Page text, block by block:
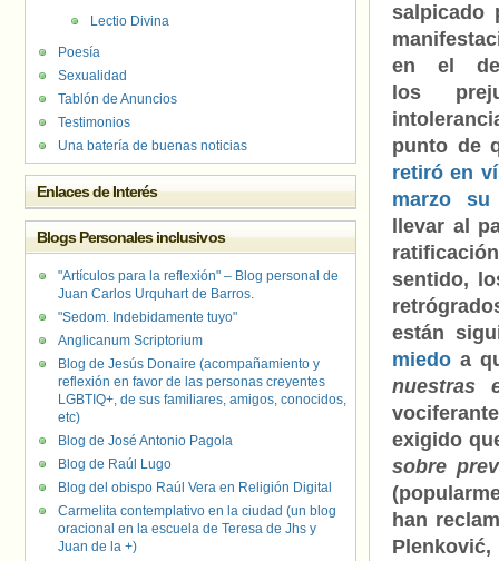
salpicado
en el
los
punto de
retiró en
marzo su
llevar al
sentido,
están
miedo a
nuestras
exigido
sobre
han
Lectio Divina
Poesía
Sexualidad
Tablón de Anuncios
Testimonios
Una batería de buenas noticias
Enlaces de Interés
Blogs Personales inclusivos
"Artículos para la reflexión" – Blog personal de
Juan Carlos Urquhart de Barros.
"Sedom. Indebidamente tuyo"
Anglicanum Scriptorium
Blog de Jesús Donaire (acompañamiento y
reflexión en favor de las personas creyentes
LGBTIQ+, de sus familiares, amigos, conocidos,
etc)
Blog de José Antonio Pagola
Blog de Raúl Lugo
Blog del obispo Raúl Vera en Religión Digital
Carmelita contemplativo en la ciudad (un blog
oracional en la escuela de Teresa de Jhs y
Juan de la +)